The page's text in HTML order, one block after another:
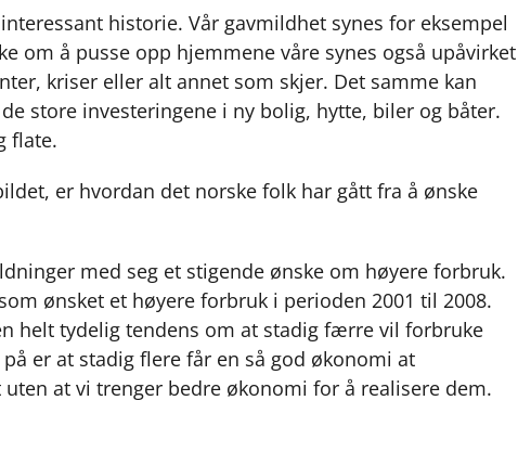
historie. Vår gavmildhet synes for eksempel
om å pusse opp hjemmene våre synes også upåvirket
kriser eller alt annet som skjer. Det samme kan
store investeringene i ny bolig, hytte, biler og båter.
flate.
er hvordan det norske folk har gått fra å ønske
med seg et stigende ønske om høyere forbruk.
ønsket et høyere forbruk i perioden 2001 til 2008.
helt tydelig tendens om at stadig færre vil forbruke
er at stadig flere får en så god økonomi at
at vi trenger bedre økonomi for å realisere dem.